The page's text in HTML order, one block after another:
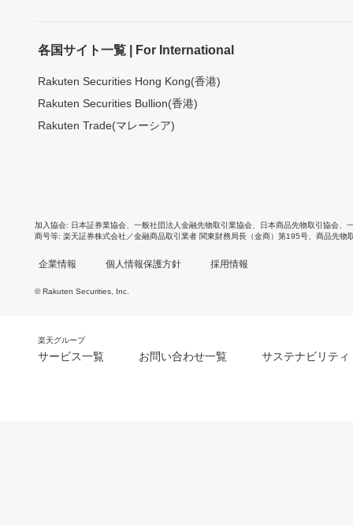
各国サイト一覧 | For International
Rakuten Securities Hong Kong(香港)
Rakuten Securities Bullion(香港)
Rakuten Trade(マレーシア)
加入協会 日本証券業協会 一般社団法人金融先物取引業協会 日本商品先物取引協会
商号等 楽天証券株式会社／金融商品取引業者 関東財務局長（金商）第195号、商品先物
企業情報 個人情報保護方針 採用情報
© Rakuten Securities, Inc.
楽天グループ
サービス一覧 お問い合わせ一覧 サステナビリティ